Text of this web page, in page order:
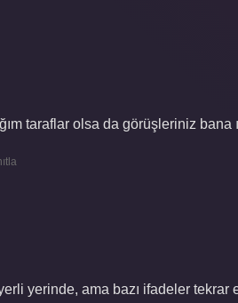
taraflar olsa da görüşleriniz bana
yerinde, ama bazı ifadeler